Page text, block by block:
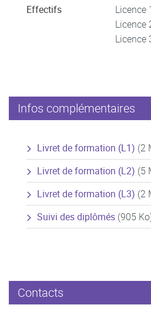
Effectifs Licence
Licence
Licence
Infos complémentaires
Livret de formation (L1) (2
Livret de formation (L2) (5
Livret de formation (L3) (2
Suivi des diplômés (905
Contacts